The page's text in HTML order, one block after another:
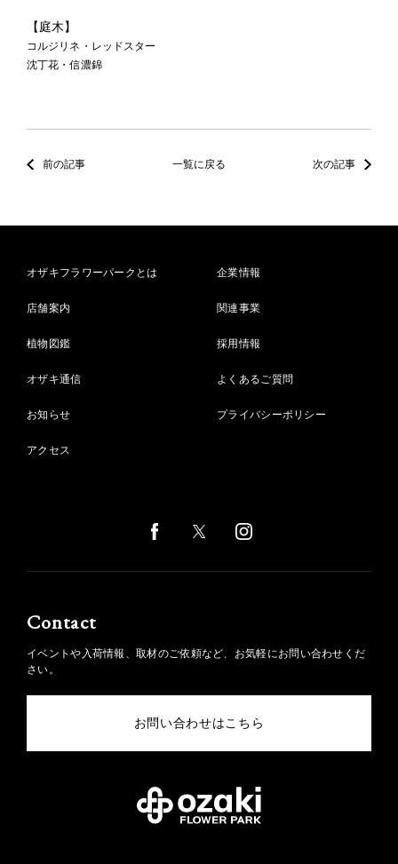
【庭木】
コルジリネ・レッドスター
沈丁花・信濃錦
前の記事 一覧に戻る 次の記事
オザキフラワーパークとは
店舗案内
植物図鑑
オザキ通信
お知らせ
アクセス
企業情報
関連事業
採用情報
よくあるご質問
プライバシーポリシー
Contact
イベントや入荷情報、取材のご依頼など、お気軽にお問い合わせくだ
さい。
お問い合わせはこちら